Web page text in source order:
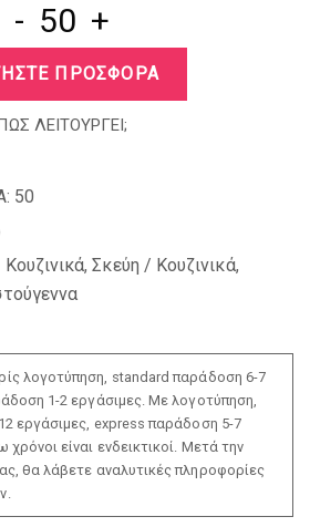
- +
ΠΡΟΣΦΟΡΑ
ΛΕΙΤΟΥΡΓΕΙ;
50
,Σκεύη / Κουζινικά,
λογοτύπηση, standard παράδοση 6-7
1-2 εργάσιμες. Με λογοτύπηση,
εργάσιμες, express παράδοση 5-7
είναι ενδεικτικοί. Μετά την
θα λάβετε αναλυτικές πληροφορίες